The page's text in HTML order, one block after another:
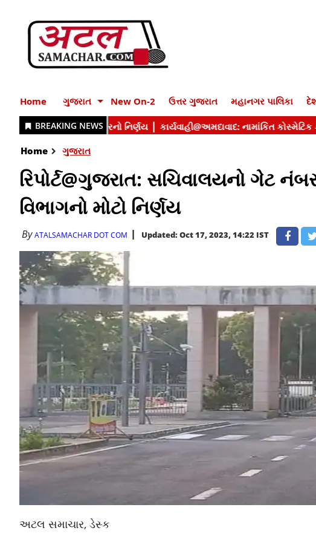
Home ગુજરાત New On-2 ઉત્તર ગુજરાત મહાનગર પાલિકા
Home ગુજરાત
રિપોર્ટ@ગુજરાત: સચિવાલયનો ગેટ
વિભાગનો મોટો નિર્ણય
ByATALSAMACHAR DOT COM Updated: Oct 17, 2023, 14:22 IST
અટલ સમાચાર, ડેસ્ક